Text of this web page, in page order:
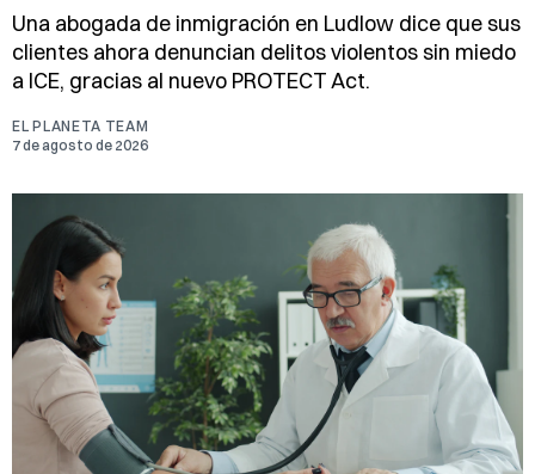
Una abogada de inmigración en Ludlow dice que sus
clientes ahora denuncian delitos violentos sin miedo
a ICE, gracias al nuevo PROTECT Act.
EL PLANETA TEAM
7 de agosto de 2026